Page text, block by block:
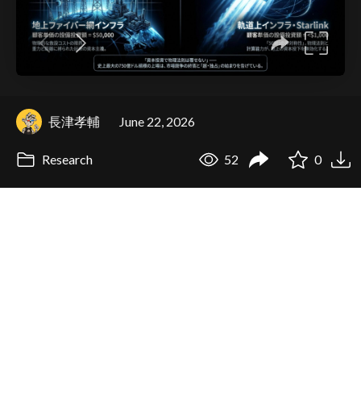
長津孝輔 June 22, 2026
Research 52 0